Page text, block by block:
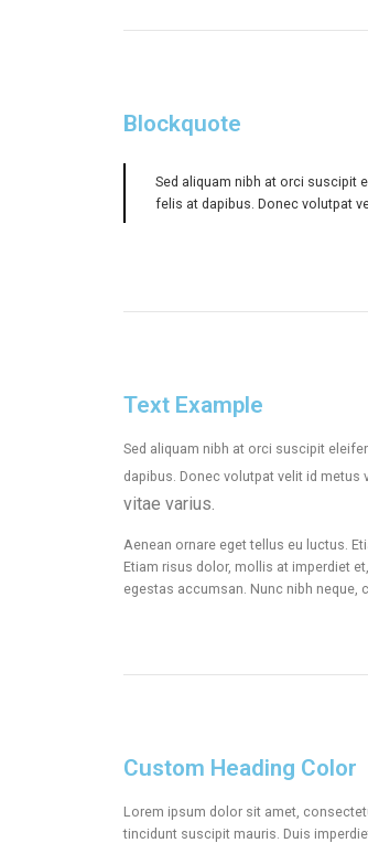
Blockquote
Sed aliquam nibh at orci suscipit
felis at dapibus. Donec volutpat
Text Example
Sed aliquam nibh at orci suscipit
dapibus. Donec volutpat velit id metus
vitae varius.
Aenean ornare eget tellus eu luctus.
Etiam risus dolor, mollis at imperdiet
egestas accumsan. Nunc nibh neque,
Custom Heading Color
Lorem ipsum dolor sit amet,
tincidunt suscipit mauris. Duis